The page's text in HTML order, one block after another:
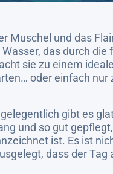
Muschel und das
das durch die
sie zu einem
oder einfach nur
gibt es
und so gut
ist. Es ist
dass der Tag